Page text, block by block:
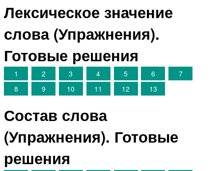
Лексическое значение
слова (Упражнения).
Готовые решения
1 2 3 4 5 6
7
8
9 10 11 12 13
Состав слова
(Упражнения). Готовые
решения